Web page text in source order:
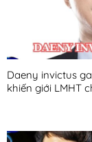
Daeny invictus
khiến giới LMHT